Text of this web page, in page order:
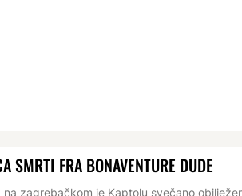
SMRTI FRA BONAVENTURE DUDE
zagrebačkom je Kaptolu svečano